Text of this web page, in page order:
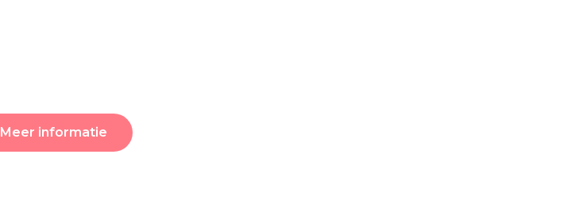
Meer informatie